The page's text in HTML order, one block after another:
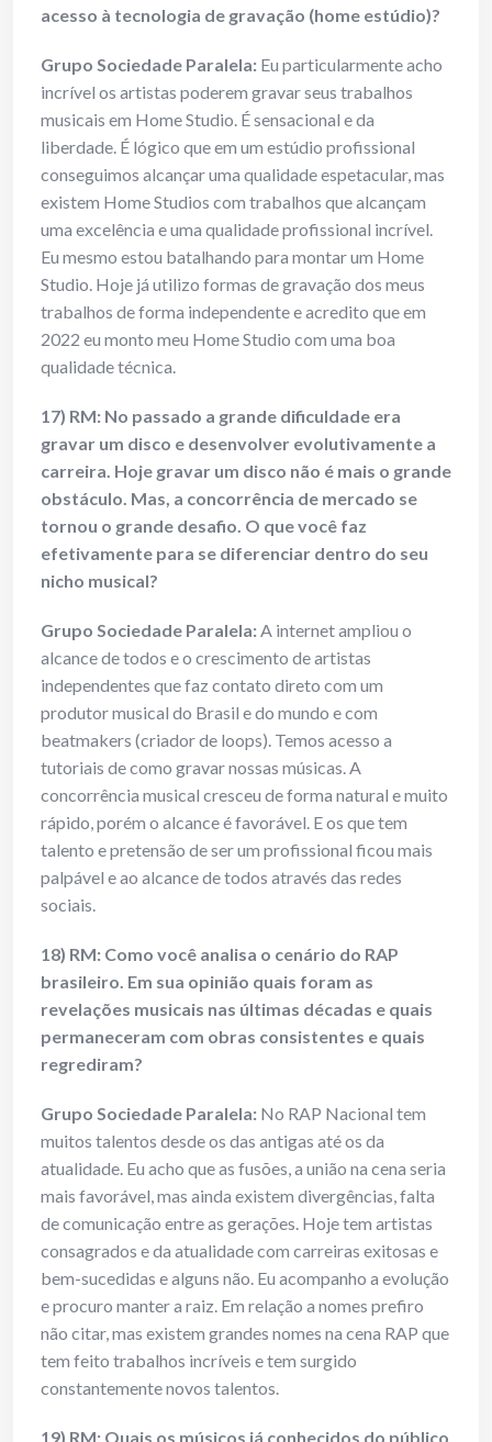
acesso à tecnologia de gravação (home estúdio)?
Grupo Sociedade Paralela: Eu particularmente acho
incrível os artistas poderem gravar seus trabalhos
musicais em Home Studio. É sensacional e da
liberdade. É lógico que em um estúdio profissional
conseguimos alcançar uma qualidade espetacular, mas
existem Home Studios com trabalhos que alcançam
uma excelência e uma qualidade profissional incrível.
Eu mesmo estou batalhando para montar um Home
Studio. Hoje já utilizo formas de gravação dos meus
trabalhos de forma independente e acredito que em
2022 eu monto meu Home Studio com uma boa
qualidade técnica.
17) RM: No passado a grande dificuldade era
gravar um disco e desenvolver evolutivamente a
carreira. Hoje gravar um disco não é mais o grande
obstáculo. Mas, a concorrência de mercado se
tornou o grande desafio. O que você faz
efetivamente para se diferenciar dentro do seu
nicho musical?
Grupo Sociedade Paralela:A internet ampliou o
alcance de todos e o crescimento de artistas
independentes que faz contato direto com um
produtor musical do Brasil e do mundo e com
beatmakers (criador de loops). Temos acesso a
tutoriais de como gravar nossas músicas. A
concorrência musical cresceu de forma natural e muito
rápido, porém o alcance é favorável. E os que tem
talento e pretensão de ser um profissional ficou mais
palpável e ao alcance de todos através das redes
sociais.
18) RM: Como você analisa o cenário do RAP
brasileiro. Em sua opinião quais foram as
revelações musicais nas últimas décadas e quais
permaneceram com obras consistentes e quais
regrediram?
Grupo Sociedade Paralela: No RAP Nacional tem
muitos talentos desde os das antigas até os da
atualidade. Eu acho que as fusões, a união na cena seria
mais favorável, mas ainda existem divergências, falta
de comunicação entre as gerações. Hoje tem artistas
consagrados e da atualidade com carreiras exitosas e
bem-sucedidas e alguns não. Eu acompanho a evolução
e procuro manter a raiz. Em relação a nomes prefiro
não citar, mas existem grandes nomes na cena RAP que
tem feito trabalhos incríveis e tem surgido
constantemente novos talentos.
19) RM: Quais os músicos já conhecidos do público